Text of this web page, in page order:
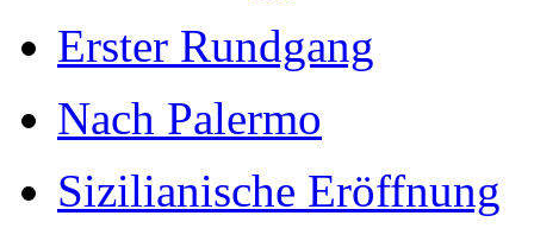
Erster Rundgang
Nach Palermo
Sizilianische Eröffnung